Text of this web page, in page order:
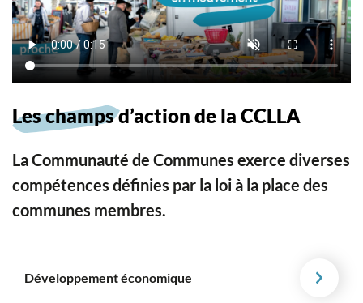
Les champs d’action de la CCLLA
La Communauté de Communes exerce diverses
compétences définies par la loi à la place des
communes membres.
Développement économique